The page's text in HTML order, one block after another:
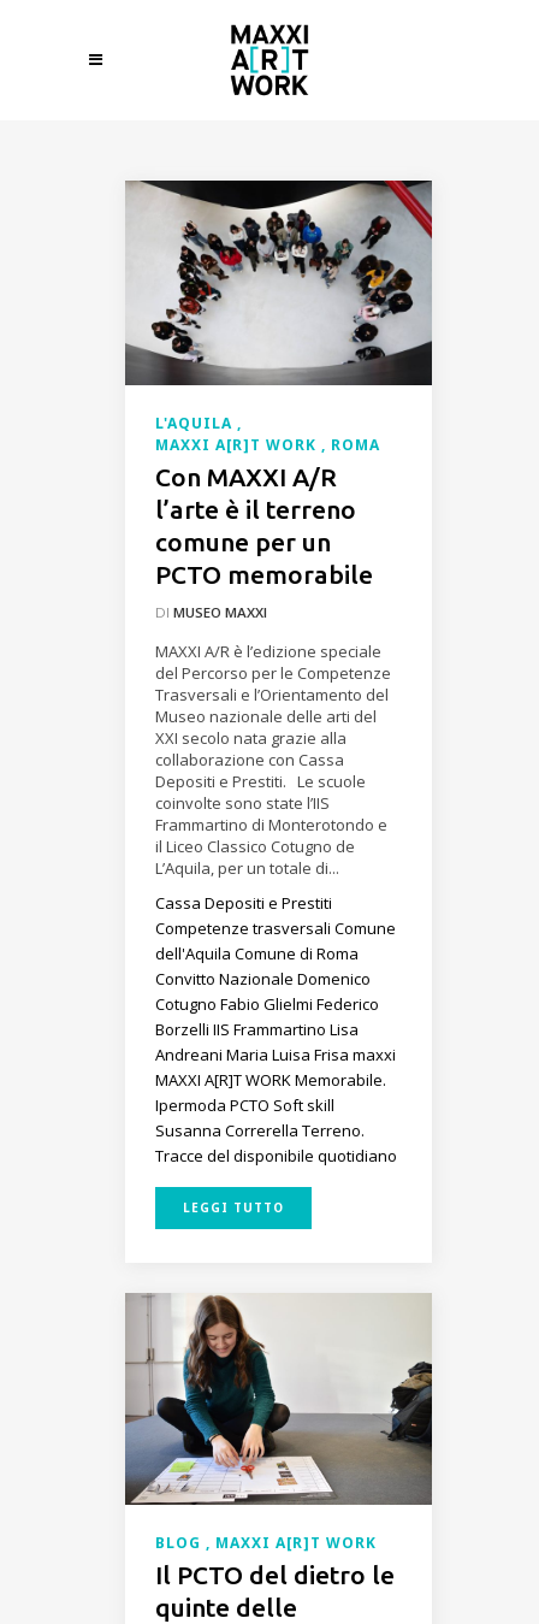
L'AQUILA
MAXXI A[R]T WORK
ROMA
Con MAXXI A/R
l’arte è il terreno
comune per un
PCTO memorabile
DI MUSEO MAXXI
MAXXI A/R è l’edizione speciale
del Percorso per le Competenze
Trasversali e l’Orientamento del
Museo nazionale delle arti del
XXI secolo nata grazie alla
collaborazione con Cassa
Depositi e Prestiti. Le scuole
coinvolte sono state l’IIS
Frammartino di Monterotondo e
il Liceo Classico Cotugno de
L’Aquila, per un totale di...
Cassa Depositi e Prestiti
Competenze trasversali Comune
dell'Aquila Comune di Roma
Convitto Nazionale Domenico
Cotugno Fabio Glielmi Federico
Borzelli IIS Frammartino Lisa
Andreani Maria Luisa Frisa maxxi
MAXXI A[R]T WORKMemorabile.
Ipermoda PCTO Soft skill
Susanna Correrella Terreno.
Tracce del disponibile quotidiano
LEGGI TUTTO
BLOG MAXXI A[R]T WORK
Il PCTO del dietro le
quinte delle